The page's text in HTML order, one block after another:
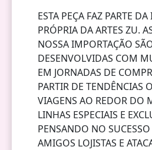
ESTA PEÇA FAZ PARTE
PRÓPRIA DA ARTES ZU.
NOSSA IMPORTAÇÃO
DESENVOLVIDAS COM
EM JORNADAS DE
PARTIR DE TENDÊNCIAS
VIAGENS AO REDOR DO
LINHAS ESPECIAIS E
PENSANDO NO
AMIGOS LOJISTAS E